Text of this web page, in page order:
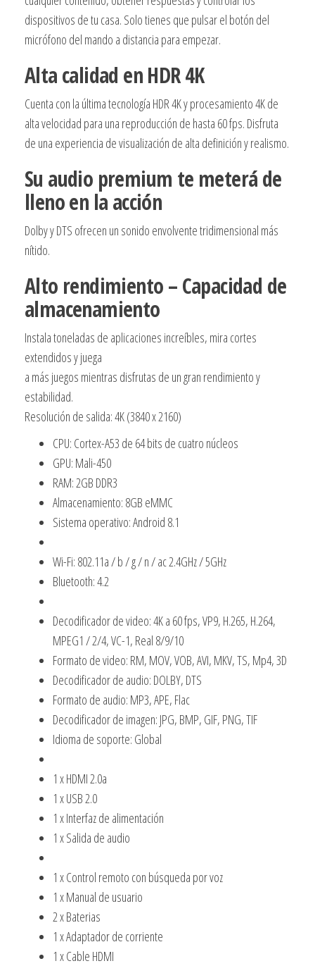
-
USB
ANDROID
8.1
-
CONTROL
DE
VOZ
dispositivos de tu casa. Solo tienes que pulsar el botón del
micrófono del mando a distancia para empezar.
Alta calidad en HDR 4K
Cuenta con la última tecnología HDR 4K y procesamiento 4K de
alta velocidad para una reproducción de hasta 60 fps. Disfruta
de una experiencia de visualización de alta definición y realismo.
Su audio premium te meterá de
lleno en la acción
Dolby y DTS ofrecen un sonido envolvente tridimensional más
nítido.
Alto rendimiento – Capacidad de
almacenamiento
Instala toneladas de aplicaciones increíbles, mira cortes
extendidos y juega
a más juegos mientras disfrutas de un gran rendimiento y
estabilidad.
Resolución de salida: 4K (3840 x 2160)
CPU: Cortex-A53 de 64 bits de cuatro núcleos
GPU: Mali-450
RAM: 2GB DDR3
Almacenamiento: 8GB eMMC
Sistema operativo: Android 8.1
Wi-Fi: 802.11a / b / g / n / ac 2.4GHz / 5GHz
Bluetooth: 4.2
Decodificador de video: 4K a 60 fps, VP9, H.265, H.264,
MPEG1 / 2/4, VC-1, Real 8/9/10
Formato de video: RM, MOV, VOB, AVI, MKV, TS, Mp4, 3D
Decodificador de audio: DOLBY, DTS
Formato de audio: MP3, APE, Flac
Decodificador de imagen: JPG, BMP, GIF, PNG, TIF
Idioma de soporte: Global
1 x HDMI 2.0a
1 x USB 2.0
1 x Interfaz de alimentación
1 x Salida de audio
1 x Control remoto con búsqueda por voz
1 x Manual de usuario
2 x Baterias
1 x Adaptador de corriente
1 x Cable HDMI